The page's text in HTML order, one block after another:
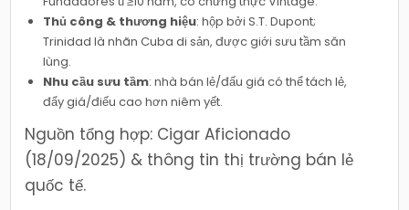
Thủ công & thương hiệu: hộp bởi S.T. Dupont;
Trinidad là nhãn Cuba di sản, được giới sưu tầm săn
lùng.
Nhu cầu sưu tầm: nhà bán lẻ/đấu giá có thể tách lẻ,
đẩy giá/điếu cao hơn niêm yết.
Nguồn tổng hợp: Cigar Aficionado
(18/09/2025) & thông tin thị trường bán lẻ
quốc tế.